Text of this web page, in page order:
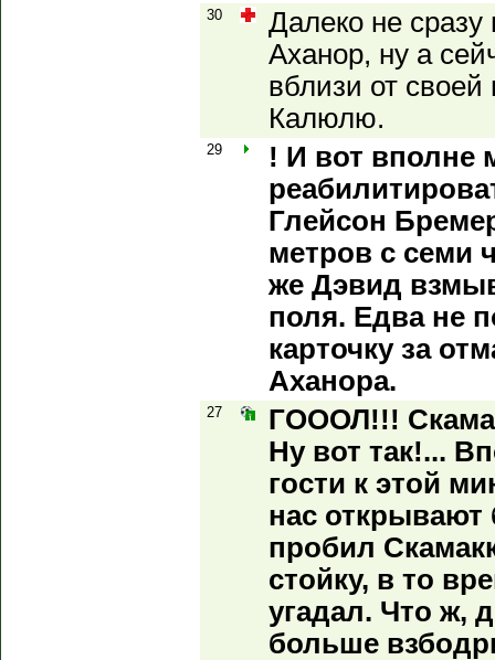
30
Далеко не сразу
Аханор, ну а
вблизи от
Калюлю.
29
! И вот вполне
Глейсон
метров с семи
же Дэвид
поля. Едва не
карточку за
Аханора.
27
ГОООЛ!!!
Ну вот так!...
гости к этой
нас открывают
пробил
стойку, в то
угадал. Что ж,
больше